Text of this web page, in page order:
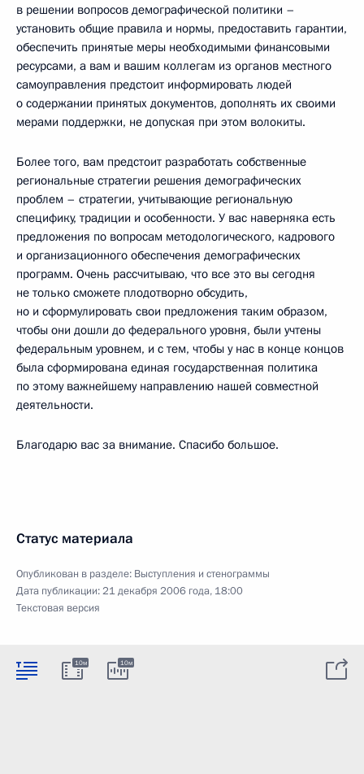
в решении вопросов демографической политики –
установить общие правила и нормы, предоставить гарантии,
обеспечить принятые меры необходимыми финансовыми
ресурсами, а вам и вашим коллегам из органов местного
самоуправления предстоит информировать людей
о содержании принятых документов, дополнять их своими
мерами поддержки, не допуская при этом волокиты.
Более того, вам предстоит разработать собственные
региональные стратегии решения демографических
проблем – стратегии, учитывающие региональную
специфику, традиции и особенности. У вас наверняка есть
предложения по вопросам методологического, кадрового
и организационного обеспечения демографических
программ. Очень рассчитываю, что все это вы сегодня
не только сможете плодотворно обсудить,
но и сформулировать свои предложения таким образом,
чтобы они дошли до федерального уровня, были учтены
федеральным уровнем, и с тем, чтобы у нас в конце концов
была сформирована единая государственная политика
по этому важнейшему направлению нашей совместной
деятельности.
Благодарю вас за внимание. Спасибо большое.
Статус материала
Опубликован в разделе: Выступления и стенограммы
Дата публикации:21 декабря 2006 года, 18:00
Текстовая версия
10м 10м